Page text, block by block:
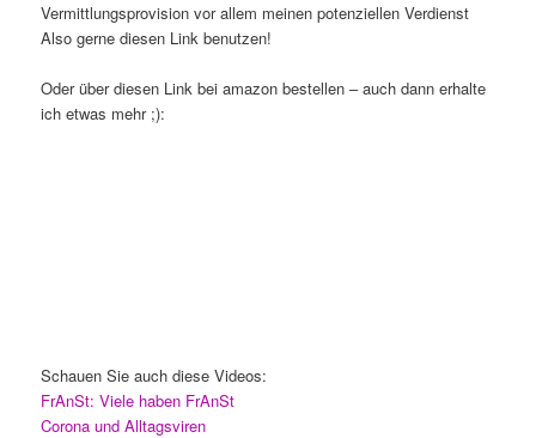
Vermittlungsprovision vor allem meinen potenziellen Verdienst
Also gerne diesen Link benutzen!
Oder über diesen Link bei amazon bestellen – auch dann erhalte
ich etwas mehr ;):
Schauen Sie auch diese Videos:
FrAnSt: Viele haben FrAnSt
Corona und Alltagsviren